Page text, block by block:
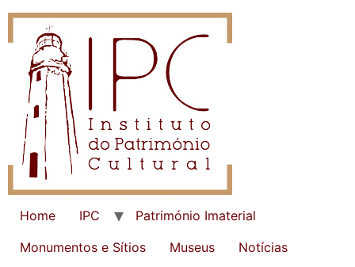
Home IPC
Património Imaterial
Monumentos e Sítios
Museus
Notícias